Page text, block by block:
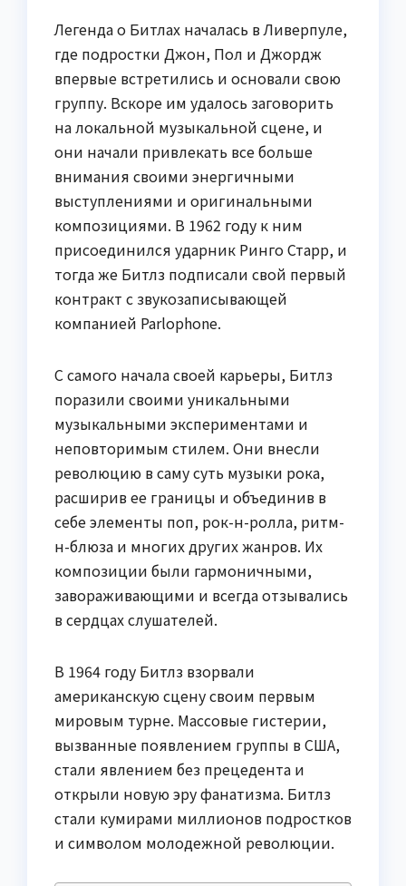
Легенда о Битлах началась в Ливерпуле,
где подростки Джон, Пол и Джордж
впервые встретились и основали свою
группу. Вскоре им удалось заговорить
на локальной музыкальной сцене, и
они начали привлекать все больше
внимания своими энергичными
выступлениями и оригинальными
композициями. В 1962 году к ним
присоединился ударник Ринго Старр, и
тогда же Битлз подписали свой первый
контракт с звукозаписывающей
компанией Parlophone.
С самого начала своей карьеры, Битлз
поразили своими уникальными
музыкальными экспериментами и
неповторимым стилем. Они внесли
революцию в саму суть музыки рока,
расширив ее границы и объединив в
себе элементы поп, рок-н-ролла, ритм-
н-блюза и многих других жанров. Их
композиции были гармоничными,
завораживающими и всегда отзывались
в сердцах слушателей.
В 1964 году Битлз взорвали
американскую сцену своим первым
мировым турне. Массовые гистерии,
вызванные появлением группы в США,
стали явлением без прецедента и
открыли новую эру фанатизма. Битлз
стали кумирами миллионов подростков
и символом молодежной революции.